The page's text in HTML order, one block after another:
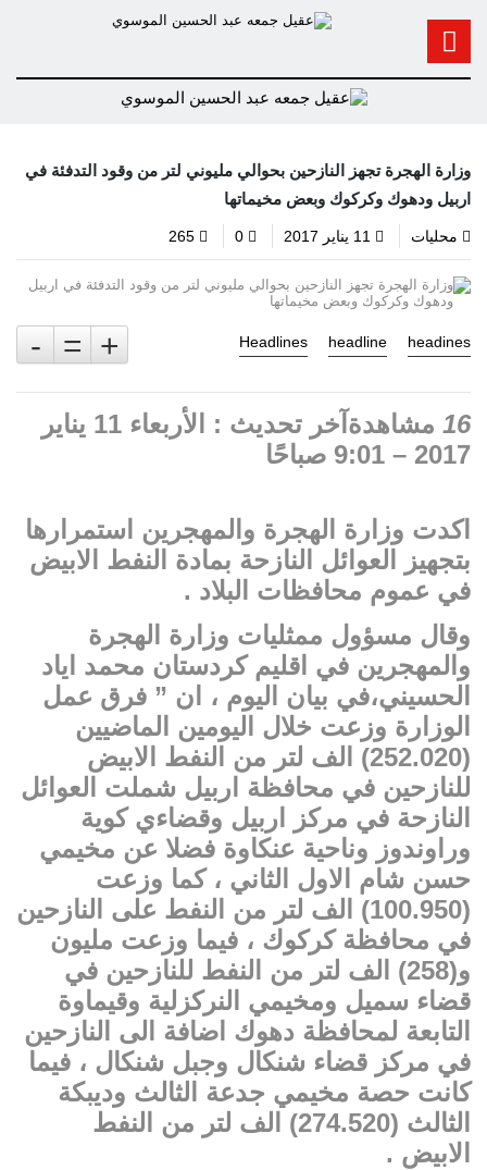
وزارة الهجرة تجهز النازحين بحوالي مليوني لتر من وقود التدفئة في
اربيل ودهوك وكركوك وبعض مخيماتها
محليات
headines
headline
Headlines
+
=
-
16
مشاهدةآخر تحديث : الأربعاء 11 يناير
2017 – 9:01 صباحًا
اكدت وزارة الهجرة والمهجرين استمرارها
بتجهيز العوائل النازحة بمادة النفط الابيض
في عموم محافظات البلاد .
وقال مسؤول ممثليات وزارة الهجرة
والمهجرين في اقليم كردستان محمد اياد
الحسيني،في بيان اليوم ، ان ” فرق عمل
الوزارة وزعت خلال اليومين الماضيين
(252.020) الف لتر من النفط الابيض
للنازحين في محافظة اربيل شملت العوائل
النازحة في مركز اربيل وقضاءي كوية
وراوندوز وناحية عنكاوة فضلا عن مخيمي
حسن شام الاول الثاني ، كما وزعت
(100.950) الف لتر من النفط على النازحين
في محافظة كركوك ، فيما وزعت مليون
و(258) الف لتر من النفط للنازحين في
قضاء سميل ومخيمي النركزلية وقيماوة
التابعة لمحافظة دهوك اضافة الى النازحين
في مركز قضاء شنكال وجبل شنكال ، فيما
كانت حصة مخيمي جدعة الثالث وديبكة
الثالث (274.520) الف لتر من النفط
الابيض .